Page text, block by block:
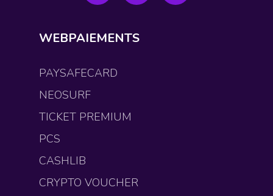
WEBPAIEMENTS
PAYSAFECARD
NEOSURF
TICKET PREMIUM
PCS
CASHLIB
CRYPTO VOUCHER